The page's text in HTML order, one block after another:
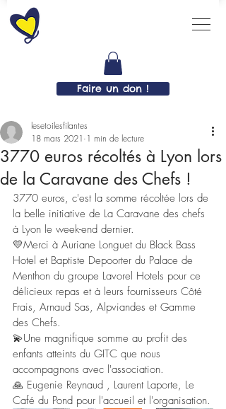
Faire un don !
3770 euros récoltés à Lyon lors
de la Caravane des Chefs !
lesetoilesfilantes
18 mars 2021 1 min de lecture
3770 euros, c'est la somme récoltée lors de
la belle initiative de La Caravane des chefs
à Lyon le week-end dernier.
💛Merci à Auriane Longuet du Black Bass
Hotel et Baptiste Depoorter du Palace de
Menthon du groupe Lavorel Hotels pour ce
délicieux repas et à leurs fournisseurs Côté
Frais, Arnaud Sas, Alpviandes et Gamme
des Chefs.
💫Une magnifique somme au profit des
enfants atteints du GITC que nous
accompagnons avec l'association.
🙏 Eugenie Reynaud , Laurent Laporte, Le
Café du Pond pour l'accueil et l'organisation.